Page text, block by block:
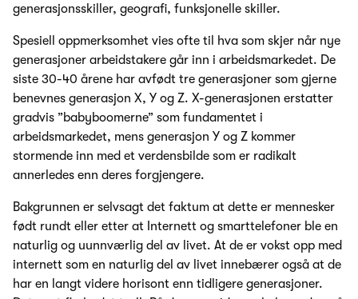
generasjonsskiller, geografi, funksjonelle skiller.
Spesiell oppmerksomhet vies ofte til hva som skjer når nye
generasjoner arbeidstakere går inn i arbeidsmarkedet. De
siste 30-40 årene har avfødt tre generasjoner som gjerne
benevnes generasjon X, Y og Z. X-generasjonen erstatter
gradvis ”babyboomerne” som fundamentet i
arbeidsmarkedet, mens generasjon Y og Z kommer
stormende inn med et verdensbilde som er radikalt
annerledes enn deres forgjengere.
Bakgrunnen er selvsagt det faktum at dette er mennesker
født rundt eller etter at Internett og smarttelefoner ble en
naturlig og uunnværlig del av livet. At de er vokst opp med
internett som en naturlig del av livet innebærer også at de
har en langt videre horisont enn tidligere generasjoner.